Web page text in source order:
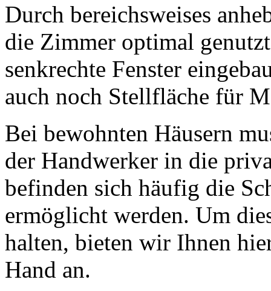
Durch bereichsweises
die Zimmer optimal
senkrechte Fenster
auch noch Stellfläche für
Bei bewohnten Häusern
der Handwerker in die
befinden sich häufig die
ermöglicht werden. Um
halten, bieten wir Ihnen
Hand an.